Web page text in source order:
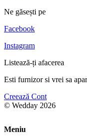
Ne găsești pe
Facebook
Instagram
Listează-ți afacerea
Esti furnizor si vrei sa
Creează Cont
© Wedday 2026
Meniu